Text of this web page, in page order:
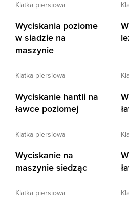
klatka piersiowa
Wyciskania poziome
w siadzie na
maszynie
klatka piersiowa
Wyciskanie hantli na
ławce poziomej
klatka piersiowa
Wyciskanie na
maszynie siedząc
klatka piersiowa